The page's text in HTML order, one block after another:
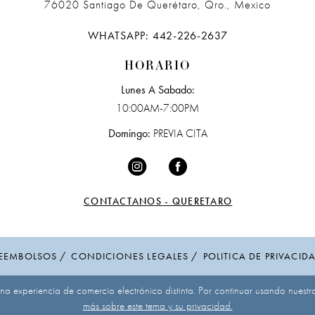
76020 Santiago De Querétaro, Qro., Mexico
WHATSAPP: 442-226-2637
HORARIO
Lunes A Sabado:
10:00AM-7:00PM
Domingo: PREVIA CITA
CONTACTANOS - QUERETARO
CONDICIONES LEGALES POLITICA DE
experiencia de comercio electrónico distinta. Por continuar usando
más sobre este tema y su privacidad.